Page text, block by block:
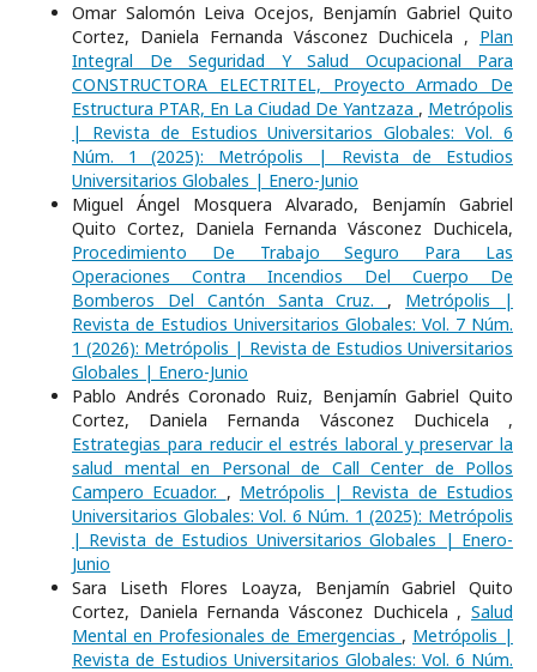
Omar Salomón Leiva Ocejos, Benjamín Gabriel Quito
Cortez, Daniela Fernanda Vásconez Duchicela , Plan
Integral De Seguridad Y Salud Ocupacional Para
CONSTRUCTORA ELECTRITEL, Proyecto Armado De
Estructura PTAR, En La Ciudad De Yantzaza , Metrópolis
| Revista de Estudios Universitarios Globales: Vol. 6
Núm. 1 (2025): Metrópolis | Revista de Estudios
Universitarios Globales | Enero-Junio
Miguel Ángel Mosquera Alvarado, Benjamín Gabriel
Quito Cortez, Daniela Fernanda Vásconez Duchicela,
Procedimiento De Trabajo Seguro Para Las
Operaciones Contra Incendios Del Cuerpo De
Bomberos Del Cantón Santa Cruz. , Metrópolis |
Revista de Estudios Universitarios Globales: Vol. 7 Núm.
1 (2026): Metrópolis | Revista de Estudios Universitarios
Globales | Enero-Junio
Pablo Andrés Coronado Ruiz, Benjamín Gabriel Quito
Cortez, Daniela Fernanda Vásconez Duchicela ,
Estrategias para reducir el estrés laboral y preservar la
salud mental en Personal de Call Center de Pollos
Campero Ecuador. , Metrópolis | Revista de Estudios
Universitarios Globales: Vol. 6 Núm. 1 (2025): Metrópolis
| Revista de Estudios Universitarios Globales | Enero-
Junio
Sara Liseth Flores Loayza, Benjamín Gabriel Quito
Cortez, Daniela Fernanda Vásconez Duchicela , Salud
Mental en Profesionales de Emergencias , Metrópolis |
Revista de Estudios Universitarios Globales: Vol. 6 Núm.